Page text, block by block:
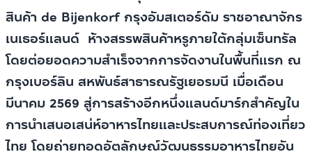
สินค้า de Bijenkorf กรุงอัมสเตอร์ดัม ราชอาณาจักร
เนเธอร์แลนด์ ห้างสรรพสินค้าหรูภายใต้กลุ่มเซ็นทรัล
โดยต่อยอดความสำเร็จจากการจัดงานในพื้นที่แรก ณ
กรุงเบอร์ลิน สหพันธ์สาธารณรัฐเยอรมนี เมื่อเดือน
มีนาคม 2569 สู่การสร้างอีกหนึ่งแลนด์มาร์กสำคัญใน
การนำเสนอเสน่ห์อาหารไทยและประสบการณ์ท่องเที่ยว
ไทย โดยถ่ายทอดอัตลักษณ์วัฒนธรรมอาหารไทยอัน